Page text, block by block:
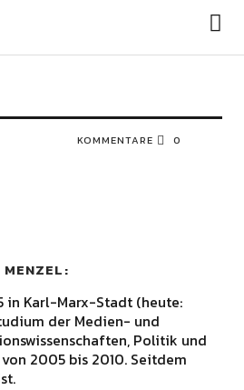
KOMMENTARE 0
in Karl-Marx-Stadt (heute:
der Medien- und
Politik und
2005 bis 2010. Seitdem